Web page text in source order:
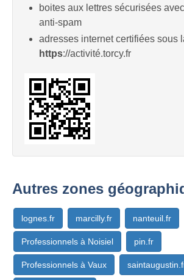
boites aux lettres sécurisées
anti-spam
adresses internet certifiées sous
https://activité.torcy.fr
Autres zones
lognes.fr marcilly.fr nanteuil.fr
Professionnels à Noisiel pin.fr
Professionnels à Vaux